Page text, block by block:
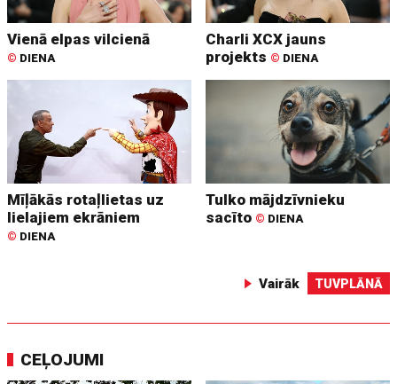
Vienā elpas vilcienā
© DIENA
Charli XCX jauns
projekts © DIENA
Mīļākās rotaļlietas uz
lielajiem ekrāniem
© DIENA
Tulko mājdzīvnieku
sacīto © DIENA
Vairāk TUVPLĀNĀ
CEĻOJUMI